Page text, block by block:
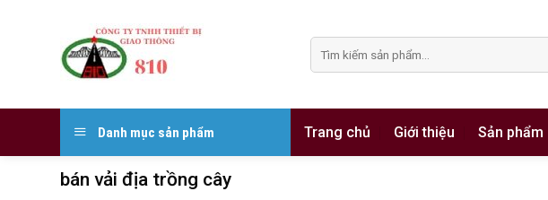
Tìm
kiếm:
Danh mục sản phẩm Trang chủ Giới thiệu Sản phẩm
bán vải địa trồng cây